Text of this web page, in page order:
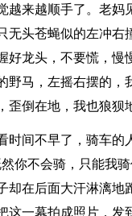
越来越顺手了。老妈
无头苍蝇似的左冲右
好龙头，不要慌，慢
野马，左摇右摆的，
歪倒在地，我也狼狈
时间不早了，骑车的
你不会骑，只能我
却在后面大汗淋漓地
这一幕拍成照片，发